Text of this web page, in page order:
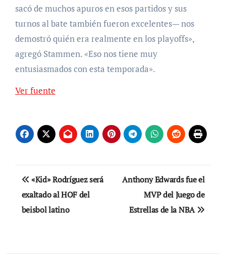
sacó de muchos apuros en esos partidos y sus
turnos al bate también fueron excelentes— nos
demostró quién era realmente en los playoffs»,
agregó Stammen. «Eso nos tiene muy
entusiasmados con esta temporada».
Ver fuente
Navegación
de
entradas
«Kid» Rodríguez será
exaltado al HOF del
beisbol latino
Anthony Edwards fue el
MVP del Juego de
Estrellas de la NBA